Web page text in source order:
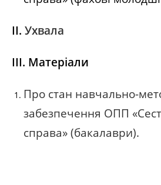
ІІ. Ухвала
ІІІ. Матеріали
Про стан навчально-
забезпечення ОПП
справа» (бакалаври).